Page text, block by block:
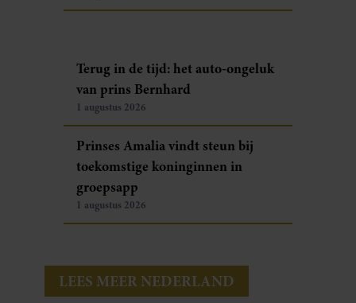
Terug in de tijd: het auto-ongeluk
van prins Bernhard
1 augustus 2026
Prinses Amalia vindt steun bij
toekomstige koninginnen in
groepsapp
1 augustus 2026
LEES MEER NEDERLAND